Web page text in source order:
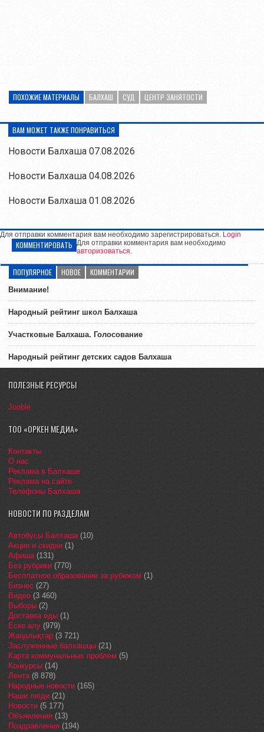
ПОХОЖИЕ МАТЕРИАЛЫ БАЛХАШ СУД ЦЕНТР ЗАНЯТОСТИ
ВАМ МОЖЕТ ТАКЖЕ ПОНРАВИТЬСЯ
Новости Балхаша 07.08.2026
Новости Балхаша 04.08.2026
Новости Балхаша 01.08.2026
Для отправки комментария вам необходимо зарегистрироваться. Login
КОММЕНТИРОВАТЬ Для отправки комментария вам необходимо
авторизоваться.
ПОПУЛЯРНОЕ НОВОЕ КОММЕНТАРИИ
Внимание!
Народный рейтинг школ Балхаша
Участковые Балхаша. Голосование
Народный рейтинг детских садов Балхаша
ПОЛЕЗНЫЕ РЕСУРСЫ
Jooble
ТОО «ОРКЕН МЕДИА»
Контакты
О нас
Реклама в Балхаше
Реклама на сайте
Телефоны Балхаша
НОВОСТИ ПО РАЗДЕЛАМ
Автобусы Балхаша(10)
Акции и скидки (1)
Афиша(131)
Без рубрики (770)
Бесплатное образование за рубежом (1)
Бизнес (27)
Видео (3 460)
Выборы (2)
Доставка еды (1)
Еске алу (979)
Жаңалықтар (3 721)
Заслуженные балхашцы (21)
Карта коммунальных проблем (5)
Конкурсы (14)
Лента(8 878)
Народные новости (165)
Наши люди (21)
Новости (5 177)
Объявления (13)
Поздравления (194)